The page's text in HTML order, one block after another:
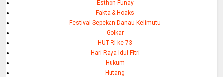
Esthon Funay
Fakta & Hoaks
Festival Sepekan Danau Kelimutu
Golkar
HUT RI ke 73
Hari Raya Idul Fitri
Hukum
Hutang